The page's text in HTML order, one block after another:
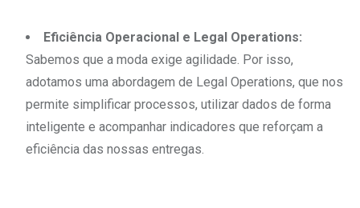
Eficiência Operacional e Legal Operations:
Sabemos que a moda exige agilidade. Por isso,
adotamos uma abordagem de Legal Operations, que nos
permite simplificar processos, utilizar dados de forma
inteligente e acompanhar indicadores que reforçam a
eficiência das nossas entregas.